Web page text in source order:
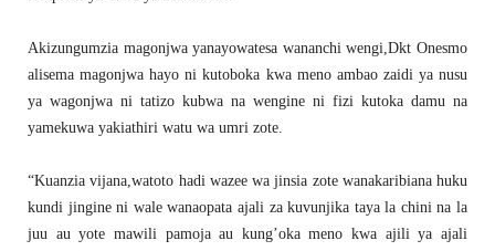
Akizungumzia magonjwa yanayowatesa wananchi wengi,Dkt Onesmo
alisema magonjwa hayo ni kutoboka kwa meno ambao zaidi ya nusu
ya wagonjwa ni tatizo kubwa na wengine ni fizi kutoka damu na
yamekuwa yakiathiri watu wa umri zote.
“Kuanzia vijana,watoto hadi wazee wa jinsia zote wanakaribiana huku
kundi jingine ni wale wanaopata ajali za kuvunjika taya la chini na la
juu au yote mawili pamoja au kung’oka meno kwa ajili ya ajali